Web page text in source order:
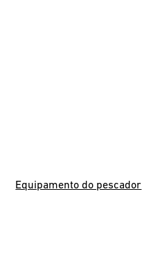
Equipamento do pescador